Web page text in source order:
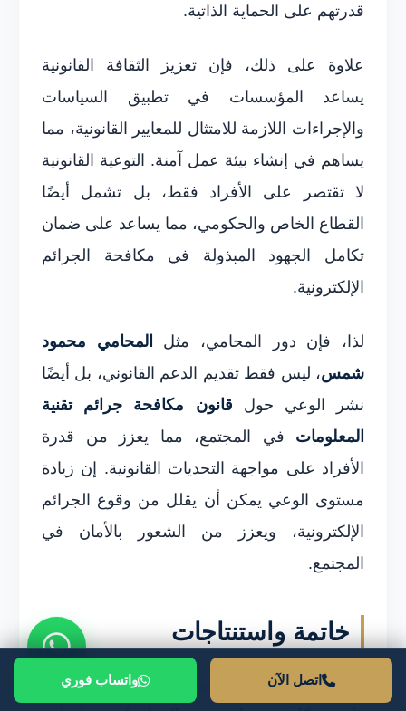
قدرتهم على الحماية الذاتية.
علاوة على ذلك، فإن تعزيز الثقافة القانونية
يساعد المؤسسات في تطبيق السياسات
والإجراءات اللازمة للامتثال للمعايير القانونية، مما
يساهم في إنشاء بيئة عمل آمنة. التوعية القانونية
لا تقتصر على الأفراد فقط، بل تشمل أيضًا
القطاع الخاص والحكومي، مما يساعد على ضمان
تكامل الجهود المبذولة في مكافحة الجرائم
الإلكترونية.
لذا، فإن دور المحامي، مثل
المحامي محمود
شمس، ليس فقط تقديم الدعم القانوني، بل أيضًا
نشر الوعي حول قانون مكافحة جرائم تقنية
المعلومات في المجتمع، مما يعزز من قدرة
الأفراد على مواجهة التحديات القانونية. إن زيادة
مستوى الوعي يمكن أن يقلل من وقوع الجرائم
الإلكترونية، ويعزز من الشعور بالأمان في
المجتمع.
خاتمة واستنتاجات
في ختام هذا المقال، من المهم الإشارة إلى أن
اتصل الآن واتساب فوري